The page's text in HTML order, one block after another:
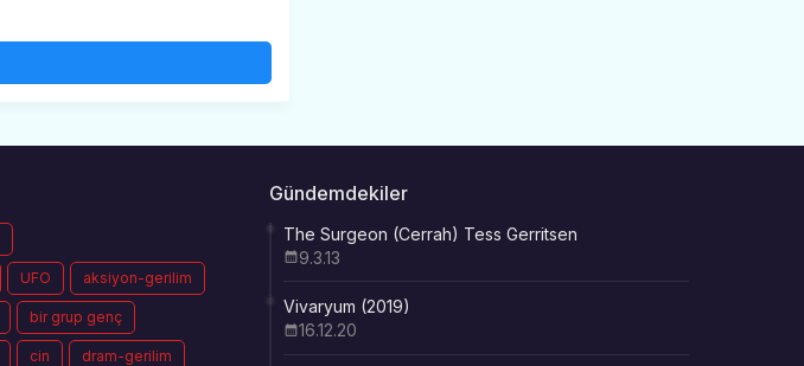
UFO aksiyon-gerilim
bir grup genç
cin dram-gerilim
Gündemdekiler
The Surgeon (Cerrah) Tess Gerritsen
9.3.13
Vivaryum (2019)
16.12.20